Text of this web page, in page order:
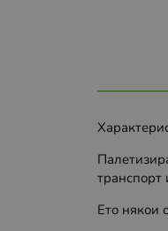
транспорт
Ето някои